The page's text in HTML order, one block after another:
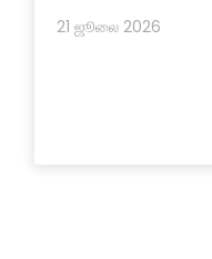
21 ஜூலை 2026